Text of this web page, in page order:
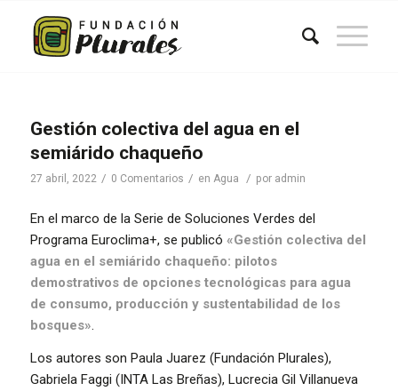
Gestión colectiva del agua en el
semiárido chaqueño
27 abril, 2022 / 0 Comentarios / en Agua / por admin
En el marco de la Serie de Soluciones Verdes del
Programa Euroclima+, se publicó «Gestión colectiva del
agua en el semiárido chaqueño: pilotos
demostrativos de opciones tecnológicas para agua
de consumo, producción y sustentabilidad de los
bosques».
Los autores son Paula Juarez (Fundación Plurales),
Gabriela Faggi (INTA Las Breñas), Lucrecia Gil Villanueva